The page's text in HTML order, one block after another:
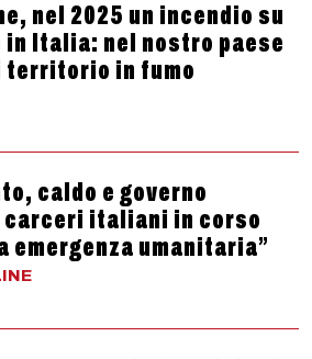
nel 2025 un incendio su
in Italia: nel nostro paese
in fumo
caldo e governo
carceri italiani in corso
emergenza umanitaria”